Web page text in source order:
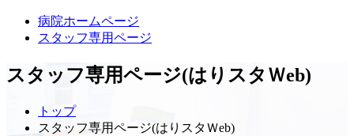
病院ホームページ
スタッフ専用ページ
スタッフ専用ページ(はりスタＷeb)
トップ
スタッフ専用ページ(はりスタＷeb)